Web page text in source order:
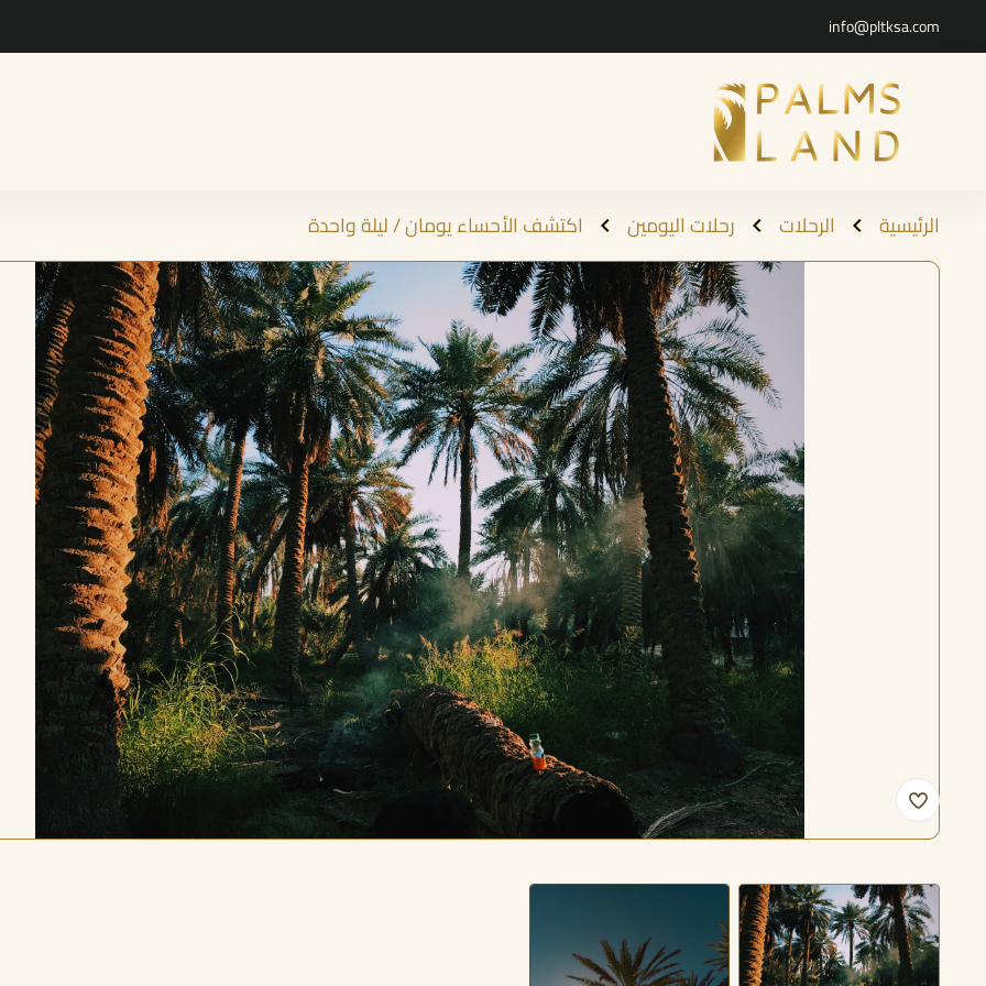
info@pltksa.com
الرئيسية الرحلات رحلات اليومين اكتشف الأحساء يومان / ليلة واحدة